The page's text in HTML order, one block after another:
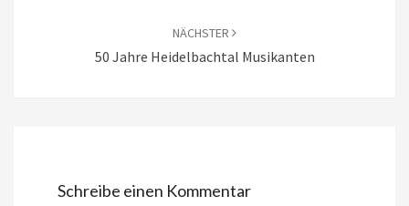
NÄCHSTER
50 Jahre Heidelbachtal Musikanten
Schreibe einen Kommentar